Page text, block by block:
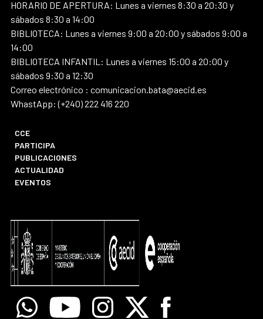
HORARIO DE APERTURA: Lunes a viernes 8:30 a 20:30 y
sábados 8:30 a 14:00
BIBLIOTECA: Lunes a viernes 9:00 a 20:00 y sábados 9:00 a
14:00
BIBLIOTECA INFANTIL: Lunes a viernes 15:00 a 20:00 y
sábados 9:30 a 12:30
Correo electrónico : comunicacion.bata@aecid.es
WhastApp: (+240) 222 416 220
CCE
PARTICIPA
PUBLICACIONES
ACTUALIDAD
EVENTOS
WhatsappYoutube Instagram
X Facebook